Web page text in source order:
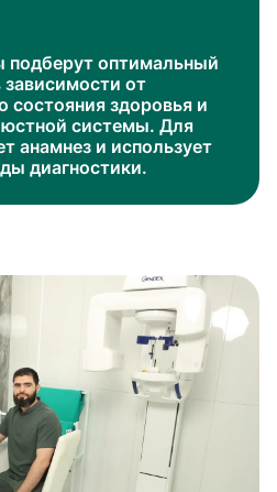
оптимальный
от
здоровья и
системы. Для
анамнез и использует
диагностики.